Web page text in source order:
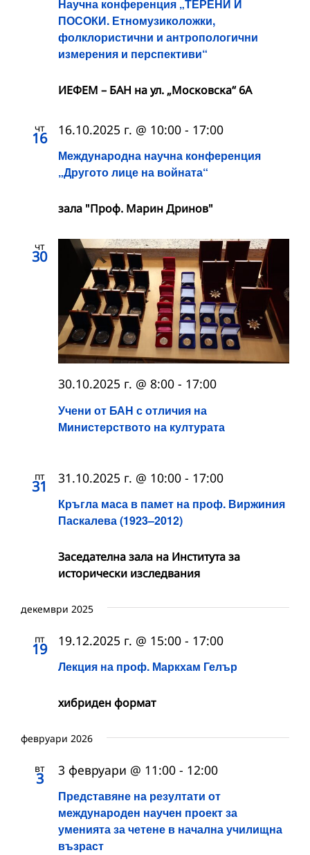
Научна конференция „ТЕРЕНИ И
ПОСОКИ. Етномузиколожки,
фолклористични и антропологични
измерения и перспективи“
ИЕФЕМ – БАН на ул. „Московска“ 6A
чт
16
Международна научна конференция
„Другото лице на войната“
16.10.2025 г. @ 10:00 - 17:00
зала "Проф. Марин Дринов"
чт
30
Учени от БАН с отличия на
Министерството на културата
30.10.2025 г. @ 8:00 - 17:00
пт
31
Кръгла маса в памет на проф. Виржиния
Паскалева (1923–2012)
31.10.2025 г. @ 10:00 - 17:00
Заседателна зала на Института за
исторически изследвания
декември 2025
пт
19
Лекция на проф. Маркхам Гелър
19.12.2025 г. @ 15:00 - 17:00
хибриден формат
февруари 2026
вт
3
Представяне на резултати от
международен научен проект за
уменията за четене в начална училищна
възраст
3 февруари @ 11:00 - 12:00